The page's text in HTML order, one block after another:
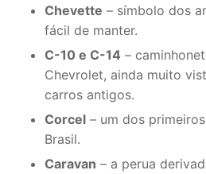
Chevette – símbolo dos
fácil de manter.
C-10 e C-14 –
Chevrolet, ainda muito
carros antigos.
Corcel – um dos
Brasil.
Caravan – a perua